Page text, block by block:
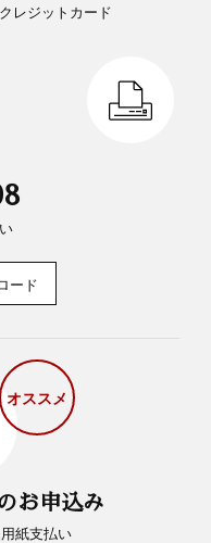
レジットカード
ード
オススメ
お申込み
紙支払い